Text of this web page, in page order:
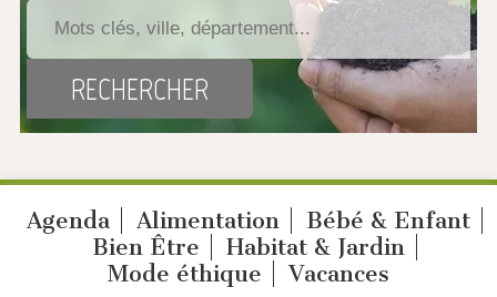
Agenda Alimentation
Bébé & Enfant
Bien Être
Habitat & Jardin
Mode éthique
Vacances